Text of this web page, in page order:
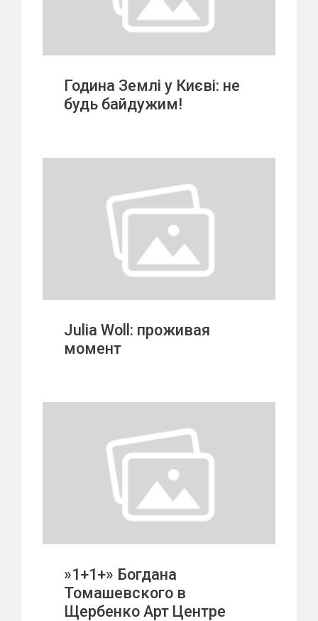
Година Землі у Києві: не
будь байдужим!
Julia Woll: проживая
момент
»1+1+» Богдана
Томашевского в
Щербенко Арт Центре